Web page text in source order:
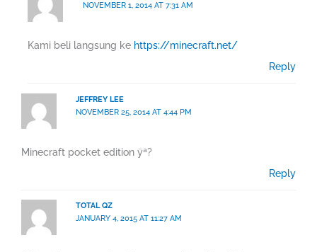
NOVEMBER 1, 2014 AT 7:31 AM
Kami beli langsung ke https://minecraft.net/
Reply
JEFFREY LEE
NOVEMBER 25, 2014 AT 4:44 PM
Minecraft pocket edition ÿª?
Reply
TOTAL QZ
JANUARY 4, 2015 AT 11:27 AM